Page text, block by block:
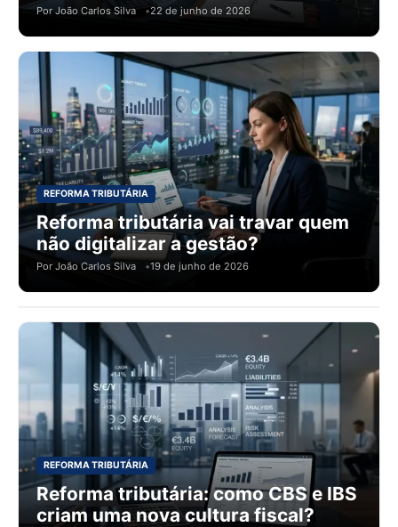
Por João Carlos Silva 22 de junho de 2026
REFORMA TRIBUTÁRIA
Reforma tributária vai travar quem
não digitalizar a gestão?
Por João Carlos Silva 19 de junho de 2026
REFORMA TRIBUTÁRIA
Reforma tributária: por que
ninguém deveria ignorar agora?
REFORMA TRIBUTÁRIA
Reforma tributária: como CBS e IBS
criam uma nova cultura fiscal?